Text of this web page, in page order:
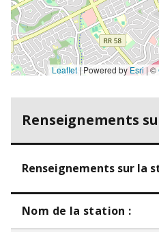
Leaflet | Powered byEsri |©
Renseignements
Renseignements sur la
Nom de la station :